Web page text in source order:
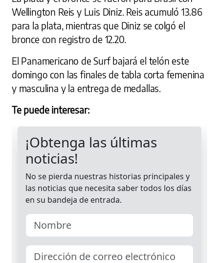
Wellington Reis y Luis Diniz. Reis acumuló 13.86
para la plata, mientras que Diniz se colgó el
bronce con registro de 12.20.
El Panamericano de Surf bajará el telón este
domingo con las finales de tabla corta femenina
y masculina y la entrega de medallas.
Te puede interesar: